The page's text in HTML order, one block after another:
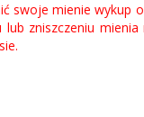
swoje mienie wykup
zniszczeniu